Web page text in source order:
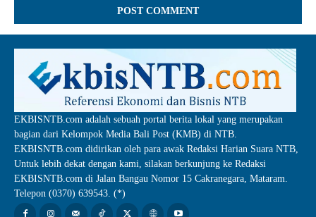
EKBISNTB.com adalah sebuah portal berita lokal yang merupakan
bagian dari Kelompok Media Bali Post (KMB) di NTB.
EKBISNTB.com didirikan oleh para awak Redaksi Harian Suara NTB,
Untuk lebih dekat dengan kami, silakan berkunjung ke Redaksi
EKBISNTB.com di Jalan Bangau Nomor 15 Cakranegara, Mataram.
Telepon (0370) 639543. (*)